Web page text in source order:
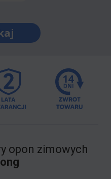
opon zimowych